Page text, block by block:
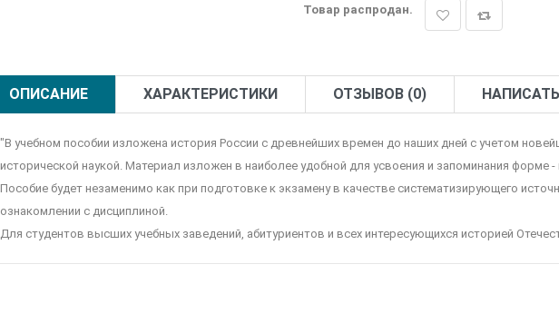
Товар распродан.
ОПИСАНИЕ ХАРАКТЕРИСТИКИ ОТЗЫВОВ (0)
"В учебном пособии изложена история России с древнейших времен до наших дней с учетом
исторической наукой. Материал изложен в наиболее удобной для усвоения и запоминания форме -
Пособие будет незаменимо как при подготовке к экзамену в качестве систематизирующего
ознакомлении с дисциплиной.
Для студентов высших учебных заведений, абитуриентов и всех интересующихся историей